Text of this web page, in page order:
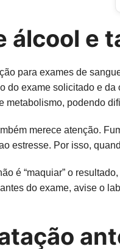
álcool e
para exames de
do exame solicitado e
metabolismo, podendo
merece atenção.
estresse. Por isso,
é “maquiar” o
do exame, avise o